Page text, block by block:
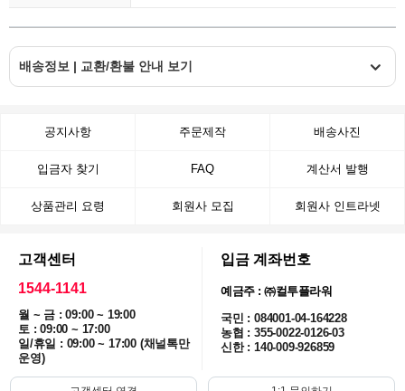
배송정보 | 교환/환불 안내 보기
공지사항 주문제작 배송사진
입금자 찾기 FAQ 계산서 발행
상품관리 요령 회원사 모집 회원사 인트라넷
고객센터
1544-1141
월 ~ 금 : 09:00 ~ 19:00
토 : 09:00 ~ 17:00
일/휴일 : 09:00 ~ 17:00 (채널톡만
운영)
입금 계좌번호
예금주 : ㈜컬투플라워
국민 : 084001-04-164228
농협 : 355-0022-0126-03
신한 : 140-009-926859